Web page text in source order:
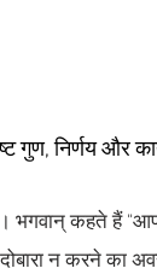
गुण, निर्णय और
भगवान् कहते हैं
न करने का